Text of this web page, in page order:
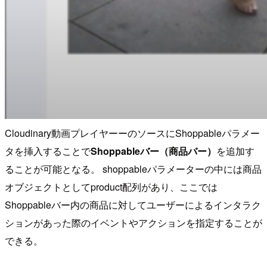
Cloudinary動画プレイヤーーのソースにShoppableパラメー
タを挿入することでShoppableバー（商品バー） を追加す
ることが可能となる。 shoppableパラメーターの中には商品
オブジェクトとしてproduct配列があり、ここでは
Shoppableバー内の商品に対してユーザーによるインタラク
ションがあった際のイベントやアクションを指定することが
できる。